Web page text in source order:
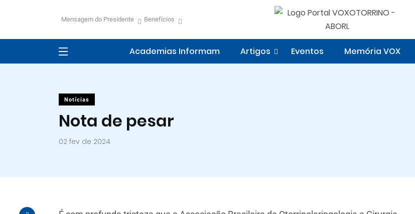
Mensagem do Presidente Benefícios
Academias Informam Artigos Eventos Memória VOX
Notícias
Nota de pesar
02 fev de 2024